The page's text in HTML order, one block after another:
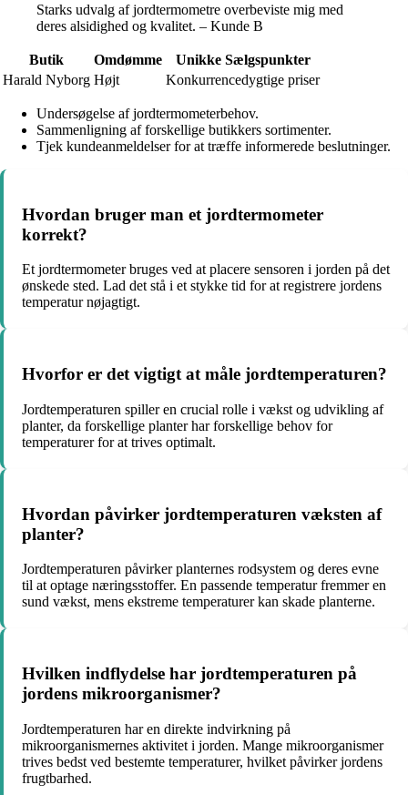
Starks udvalg af jordtermometre overbeviste mig med
deres alsidighed og kvalitet. – Kunde B
Butik Omdømme
Unikke Sælgspunkter
Harald Nyborg Højt Konkurrencedygtige priser
Undersøgelse af jordtermometerbehov.
Sammenligning af forskellige butikkers sortimenter.
Tjek kundeanmeldelser for at træffe informerede beslutninger.
Hvordan bruger man et jordtermometer
korrekt?
Et jordtermometer bruges ved at placere sensoren i jorden på det
ønskede sted. Lad det stå i et stykke tid for at registrere jordens
temperatur nøjagtigt.
Hvorfor er det vigtigt at måle jordtemperaturen?
Jordtemperaturen spiller en crucial rolle i vækst og udvikling af
planter, da forskellige planter har forskellige behov for
temperaturer for at trives optimalt.
Hvordan påvirker jordtemperaturen væksten af
planter?
Jordtemperaturen påvirker planternes rodsystem og deres evne
til at optage næringsstoffer. En passende temperatur fremmer en
sund vækst, mens ekstreme temperaturer kan skade planterne.
Hvilken indflydelse har jordtemperaturen på
jordens mikroorganismer?
Jordtemperaturen har en direkte indvirkning på
mikroorganismernes aktivitet i jorden. Mange mikroorganismer
trives bedst ved bestemte temperaturer, hvilket påvirker jordens
frugtbarhed.